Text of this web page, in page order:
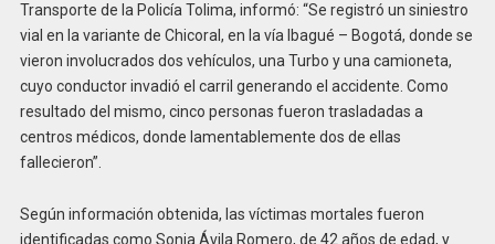
Transporte de la Policía Tolima, informó: “Se registró un siniestro
vial en la variante de Chicoral, en la vía Ibagué – Bogotá, donde se
vieron involucrados dos vehículos, una Turbo y una camioneta,
cuyo conductor invadió el carril generando el accidente. Como
resultado del mismo, cinco personas fueron trasladadas a
centros médicos, donde lamentablemente dos de ellas
fallecieron”.
Según información obtenida, las víctimas mortales fueron
identificadas como Sonia Ávila Romero, de 42 años de edad, y